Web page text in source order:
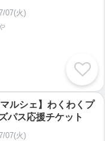
07(火)
ルシェ】わくわくプ
パス応援チケット
07(火)